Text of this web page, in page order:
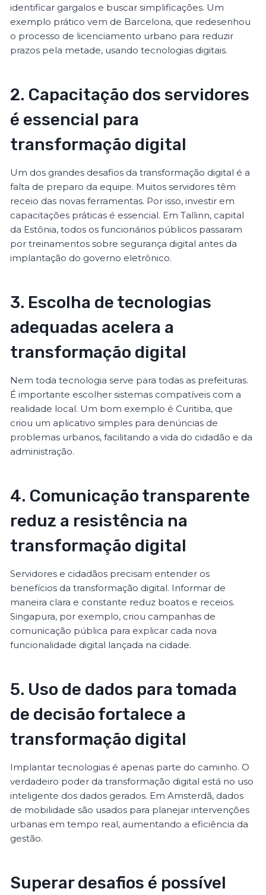
identificar gargalos e buscar simplificações. Um
exemplo prático vem de Barcelona, que redesenhou
o processo de licenciamento urbano para reduzir
prazos pela metade, usando tecnologias digitais.
2. Capacitação dos servidores
é essencial para
transformação digital
Um dos grandes desafios da transformação digital é a
falta de preparo da equipe. Muitos servidores têm
receio das novas ferramentas. Por isso, investir em
capacitações práticas é essencial. Em Tallinn, capital
da Estônia, todos os funcionários públicos passaram
por treinamentos sobre segurança digital antes da
implantação do governo eletrônico.
3. Escolha de tecnologias
adequadas acelera a
transformação digital
Nem toda tecnologia serve para todas as prefeituras.
É importante escolher sistemas compatíveis com a
realidade local. Um bom exemplo é Curitiba, que
criou um aplicativo simples para denúncias de
problemas urbanos, facilitando a vida do cidadão e da
administração.
4. Comunicação transparente
reduz a resistência na
transformação digital
Servidores e cidadãos precisam entender os
benefícios da transformação digital. Informar de
maneira clara e constante reduz boatos e receios.
Singapura, por exemplo, criou campanhas de
comunicação pública para explicar cada nova
funcionalidade digital lançada na cidade.
5. Uso de dados para tomada
de decisão fortalece a
transformação digital
Implantar tecnologias é apenas parte do caminho. O
verdadeiro poder da transformação digital está no uso
inteligente dos dados gerados. Em Amsterdã, dados
de mobilidade são usados para planejar intervenções
urbanas em tempo real, aumentando a eficiência da
gestão.
Superar desafios é possível